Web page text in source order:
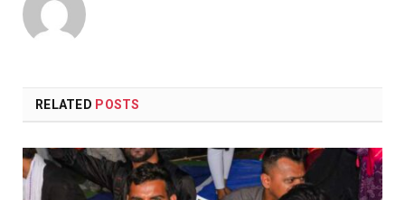
RELATED POSTS